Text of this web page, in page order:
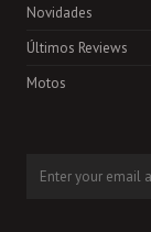
Novidades
Últimos Reviews
Motos